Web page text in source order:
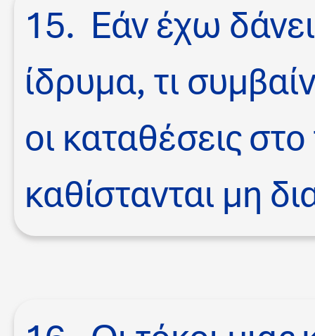
15. Εάν έχω
ίδρυμα, τι
οι καταθέσεις
καθίστανται μη